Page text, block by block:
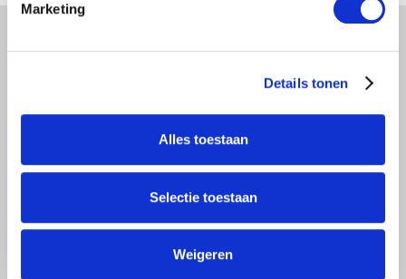
Marketing
Details tonen
Alles toestaan
Selectie toestaan
Weigeren
Filter